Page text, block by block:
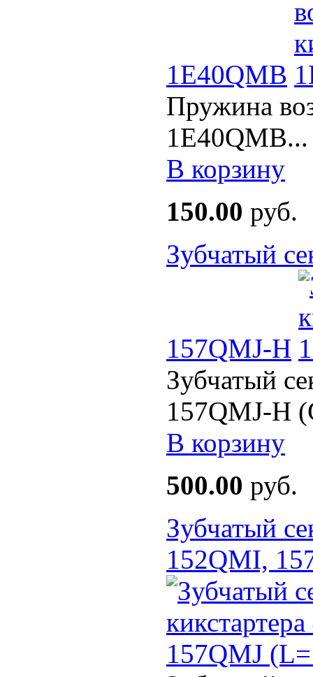
1E40QMB
Пружина
1E40QMB...
В корзину
150.00 руб.
Зубчатый
157QMJ-H
Зубчатый
157QMJ-H
В корзину
500.00 руб.
Зубчатый
152QMI,